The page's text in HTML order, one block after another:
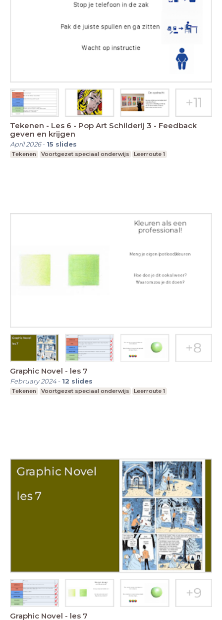
Tekenen - Les 6 - Pop Art Schilderij 3 - Feedback
geven en krijgen
April 2026- 15 slides
Tekenen Voortgezet speciaal onderwijs Leerroute 1
Graphic Novel - les 7
February 2024- 12 slides
Tekenen Voortgezet speciaal onderwijs Leerroute 1
Graphic Novel - les 7